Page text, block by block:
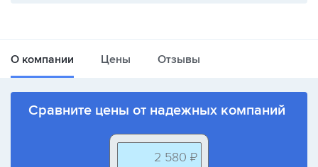
О компании Цены Отзывы
Сравните цены от надежных компаний
2 580 ₽